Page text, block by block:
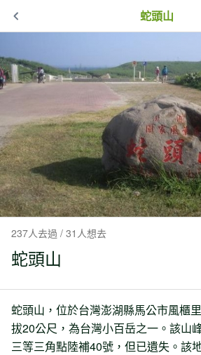
蛇頭山
237人去過 / 31人想去
蛇頭山
蛇頭山，位於台灣澎湖縣馬公市風櫃
拔20公尺，為台灣小百岳之一。該山
三等三角點陸補40號，但已遺失。該